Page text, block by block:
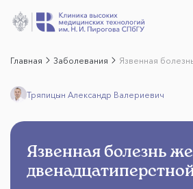
Главная Заболевания Язвенная
Тряпицын Александр Валериевич
Язвенная болезнь